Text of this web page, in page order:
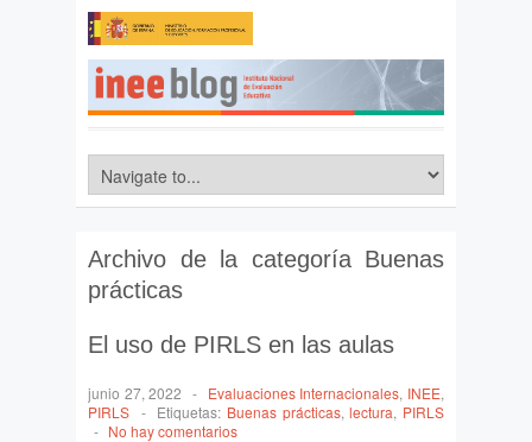
Archivo de la categoría Buenas
prácticas
El uso de PIRLS en las aulas
junio 27, 2022 - Evaluaciones Internacionales, INEE,
PIRLS - Etiquetas: Buenas prácticas,lectura, PIRLS
- No hay comentarios